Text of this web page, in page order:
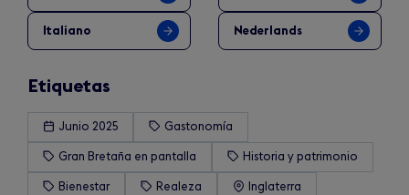
Italiano Nederlands
Etiquetas
Junio 2025 Gastonomía
Gran Bretaña en pantalla Historia y patrimonio
Bienestar Realeza Inglaterra